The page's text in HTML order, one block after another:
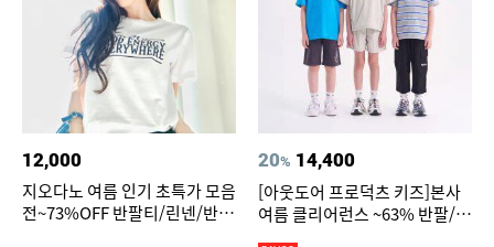
12,000
지오다노 여름 인기 초특가 모음
전~73%OFF 반팔티/린넨/반바
20% 14,400
[아웃도어 프로덕츠 키즈]본사
여름 클리어런스 ~63% 반팔/반